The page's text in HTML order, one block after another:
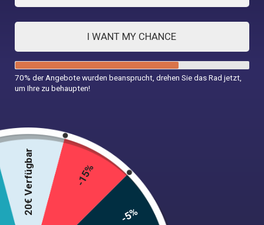
34,99
Größe
I WANT MY CHANCE
70% der Angebote wurden beansprucht, drehen Sie das Rad jetzt,
um Ihre zu behaupten!
20€ Verfügbar -15%
-5%